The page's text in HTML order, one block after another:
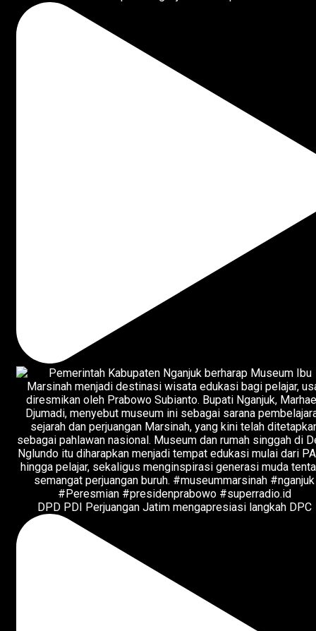
DPD PDI Perjuangan Jatim mengapresiasi langkah DPC